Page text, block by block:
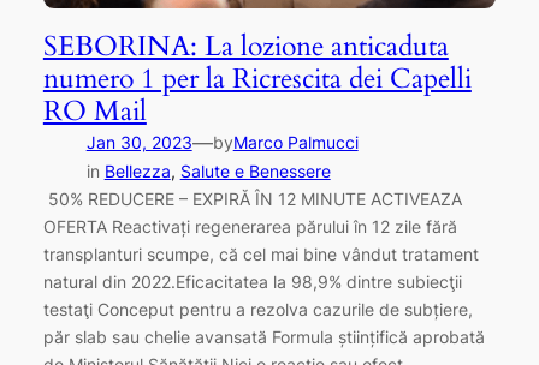
SEBORINA: La lozione anticaduta
numero 1 per la Ricrescita dei Capelli
RO Mail
Jan 30, 2023—byMarco Palmucci
in Bellezza, Salute e Benessere
50% REDUCERE – EXPIRĂ ÎN 12 MINUTE ACTIVEAZA
OFERTA Reactivați regenerarea părului în 12 zile fără
transplanturi scumpe, că cel mai bine vândut tratament
natural din 2022.Eficacitatea la 98,9% dintre subiecţii
testaţi Conceput pentru a rezolva cazurile de subțiere,
păr slab sau chelie avansată Formula științifică aprobată